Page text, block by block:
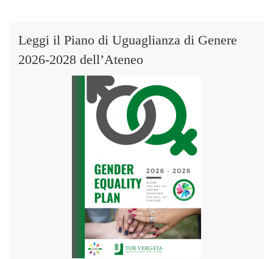
Leggi il Piano di Uguaglianza di Genere
2026-2028 dell’Ateneo